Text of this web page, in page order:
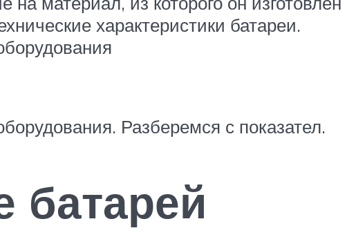
характеристики батареи.
Разберемся с показател.
батарей